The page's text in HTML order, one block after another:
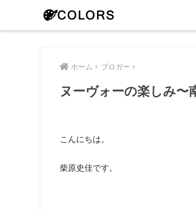
ホーム ブロガー
ヌーヴォーの楽しみ〜
こんにちは。
柴原史佳です。